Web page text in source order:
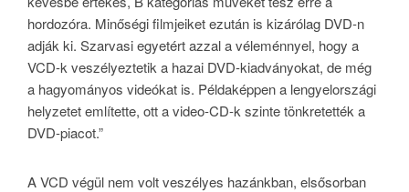
hordozóra. Minőségi filmjeiket ezután is kizárólag DVD-n
adják ki. Szarvasi egyetért azzal a véleménnyel, hogy a
VCD-k veszélyeztetik a hazai DVD-kiadványokat, de még
a hagyományos videókat is. Példaképpen a lengyelországi
helyzetet említette, ott a video-CD-k szinte tönkretették a
DVD-piacot.”
A VCD végül nem volt veszélyes hazánkban, elsősorban